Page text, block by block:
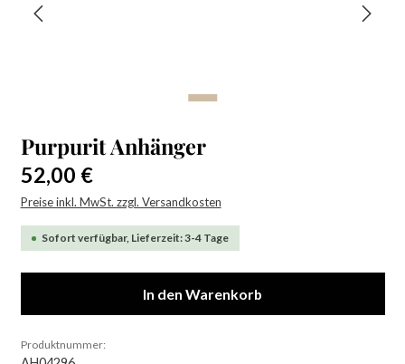
Purpurit Anhänger
Regulärer Preis:
52,00 €
Preise inkl. MwSt. zzgl. Versandkosten
Sofort verfügbar, Lieferzeit: 3-4 Tage
In den Warenkorb
Produktnummer: